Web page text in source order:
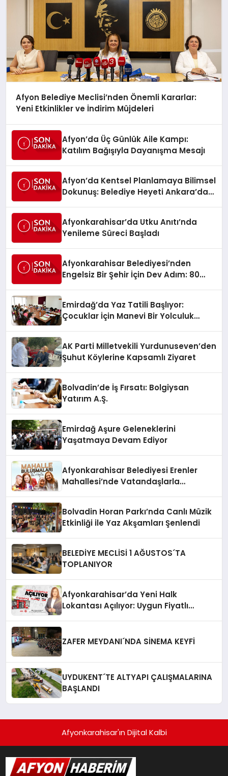
Afyon Belediye Meclisi’nden Önemli Kararlar:
Yeni Etkinlikler ve İndirim Müjdeleri
Afyon’da Üç Günlük Aile Kampı:
Katılım Bağışıyla Dayanışma Mesajı
Afyon’da Kentsel Planlamaya Bilimsel
Dokunuş: Belediye Heyeti Ankara’da
Afyonkarahisar’da Utku Anıtı’nda
Yenileme Süreci Başladı
Afyonkarahisar Belediyesi’nden
Engelsiz Bir Şehir İçin Dev Adım: 80
Emirdağ’da Yaz Tatili Başlıyor:
Çocuklar İçin Manevi Bir Yolculuk
AK Parti Milletvekili Yurdunuseven’den
Şuhut Köylerine Kapsamlı Ziyaret
Bolvadin’de İş Fırsatı: Bolgiysan
Yatırım A.Ş.
Emirdağ Aşure Geleneklerini
Yaşatmaya Devam Ediyor
Afyonkarahisar Belediyesi Erenler
Mahallesi’nde Vatandaşlarla
Bolvadin Horan Parkı’nda Canlı Müzik
Etkinliği ile Yaz Akşamları Şenlendi
BELEDİYE MECLİSİ 1 AĞUSTOS´TA
TOPLANIYOR
Afyonkarahisar’da Yeni Halk
Lokantası Açılıyor: Uygun Fiyatlı
ZAFER MEYDANI´NDA SİNEMA KEYFİ
UYDUKENT´TE ALTYAPI ÇALIŞMALARINA
BAŞLANDI
Afyonkarahisar'ın Dijital Kalbi